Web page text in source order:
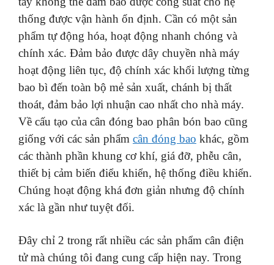
thống được vận hành ổn định. Cần có một sản
phẩm tự động hóa, hoạt động nhanh chóng và
chính xác. Đảm bảo được dây chuyền nhà máy
hoạt động liên tục, độ chính xác khối lượng từng
bao bì đến toàn bộ mẻ sản xuất, chánh bị thất
thoát, đảm bảo lợi nhuận cao nhất cho nhà máy.
Về cấu tạo của cân đóng bao phân bón bao cũng
giống với các sản phẩm cân đóng bao khác, gồm
các thành phần khung cơ khí, giá đỡ, phễu cân,
thiết bị cảm biến điểu khiển, hệ thống điều khiển.
Chúng hoạt động khá đơn giản nhưng độ chính
xác là gần như tuyệt đối.
Đây chỉ 2 trong rất nhiều các sản phẩm cân điện
tử mà chúng tôi đang cung cấp hiện nay. Trong